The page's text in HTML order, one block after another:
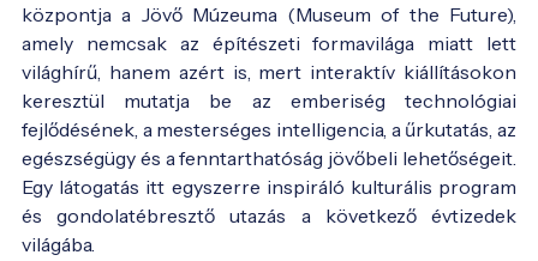
központja a Jövő Múzeuma (Museum of the Future),
amely nemcsak az építészeti formavilága miatt lett
világhírű, hanem azért is, mert interaktív kiállításokon
keresztül mutatja be az emberiség technológiai
fejlődésének, a mesterséges intelligencia, a űrkutatás, az
egészségügy és a fenntarthatóság jövőbeli lehetőségeit.
Egy látogatás itt egyszerre inspiráló kulturális program
és gondolatébresztő utazás a következő évtizedek
világába.